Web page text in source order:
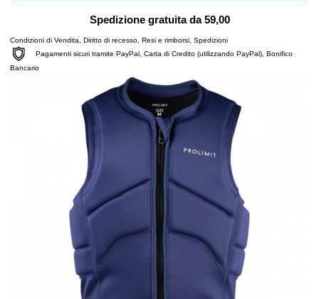
Spedizione gratuita da 59,00
Condizioni di Vendita Diritto di recesso Resi e rimborsi Spedizioni
Pagamenti sicuri tramite PayPal, Carta di Credito (utilizzando PayPal), Bonifico
Bancario